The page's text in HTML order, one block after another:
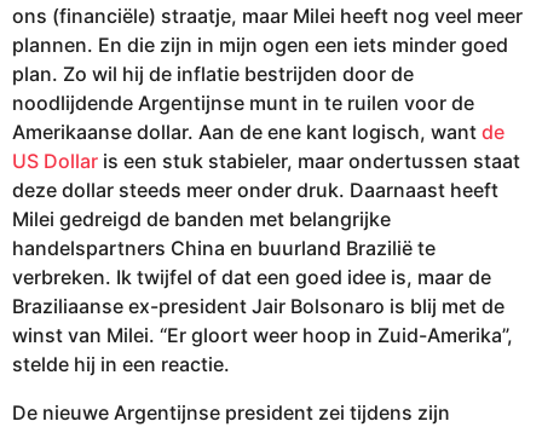
ons (financiële) straatje, maar Milei heeft nog veel meer
plannen. En die zijn in mijn ogen een iets minder goed
plan. Zo wil hij de inflatie bestrijden door de
noodlijdende Argentijnse munt in te ruilen voor de
Amerikaanse dollar. Aan de ene kant logisch, want de
US Dollar is een stuk stabieler, maar ondertussen staat
deze dollar steeds meer onder druk. Daarnaast heeft
Milei gedreigd de banden met belangrijke
handelspartners China en buurland Brazilië te
verbreken. Ik twijfel of dat een goed idee is, maar de
Braziliaanse ex-president Jair Bolsonaro is blij met de
winst van Milei. “Er gloort weer hoop in Zuid-Amerika”,
stelde hij in een reactie.
De nieuwe Argentijnse president zei tijdens zijn